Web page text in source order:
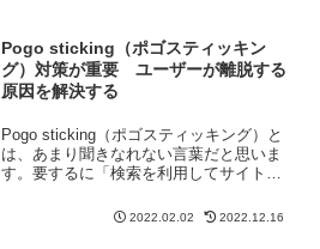
Pogo sticking（ポゴスティッキン
グ）対策が重要 ユーザーが離脱する
原因を解決する
Pogo sticking（ポゴスティッキング）と
は、あまり聞きなれない言葉だと思いま
す。要するに「検索を利用してサイトに
てしまい、他のサイトに行ってしまう状
2022.02.02 2022.12.16